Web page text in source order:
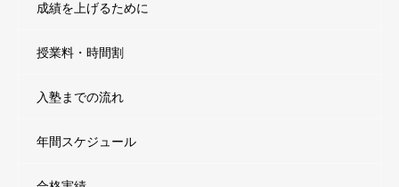
成績を上げるために
授業料・時間割
入塾までの流れ
年間スケジュール